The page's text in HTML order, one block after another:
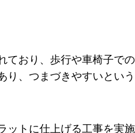
ており、歩行や車椅子で
り、つまづきやすいとい
ットに仕上げる工事を実施